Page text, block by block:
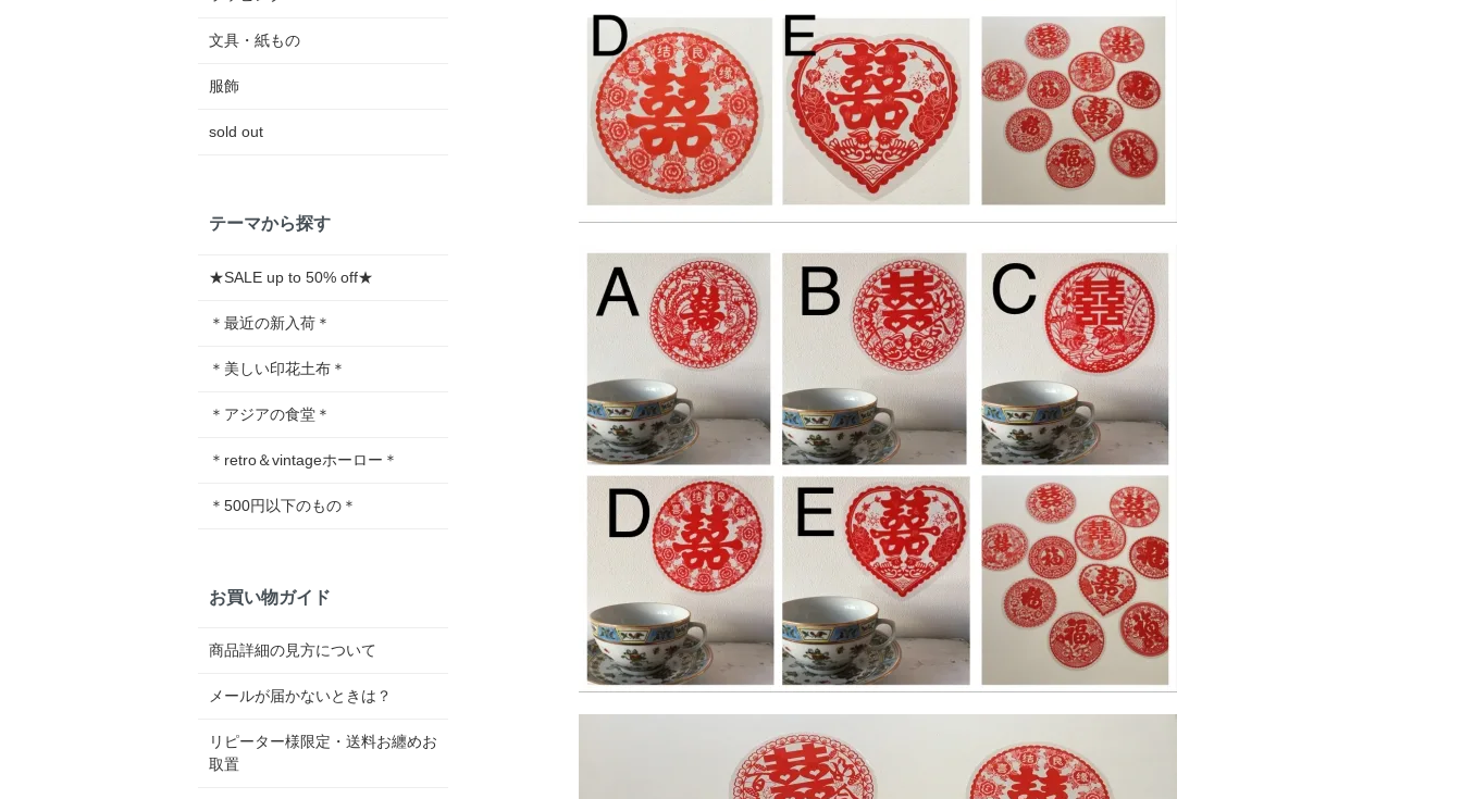
文具・紙もの
服飾
sold out
テーマから探す
★SALE up to 50% off★
＊最近の新入荷＊
＊美しい印花土布＊
＊アジアの食堂＊
＊retro＆vintageホーロー＊
＊500円以下のもの＊
お買い物ガイド
商品詳細の見方について
メールが届かないときは？
リピーター様限定・送料お纏めお
取置